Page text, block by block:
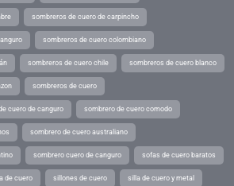
sombreros de cuero de carpincho
sombreros de cuero colombiano
sombreros de cuero chile sombreros de cuero blanco
sombreros de cuero
cuero de canguro sombrero de cuero comodo
sombrero de cuero australiano
sombrero cuero de canguro sofas de cuero baratos
de cuero sillones de cuero silla de cuero y metal